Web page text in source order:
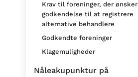
Krav til foreninger, der ønsker
godkendelse til at registrere
alternative behandlere
Godkendte foreninger
Klagemuligheder
Nåleakupunktur på